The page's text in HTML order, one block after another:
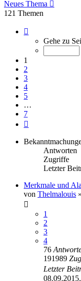
Neues Thema
121 Themen
von
Gehe zu
1
2
3
4
5
…
7
Antworten
Zugriffe
Letzter
Merkmale und
von Thelmalouis
1
2
3
4
76
191989
Letzter